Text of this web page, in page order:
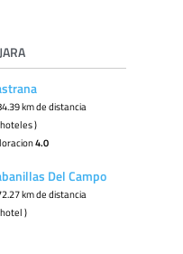
km de distancia
)
4.0
Del Campo
km de distancia
)